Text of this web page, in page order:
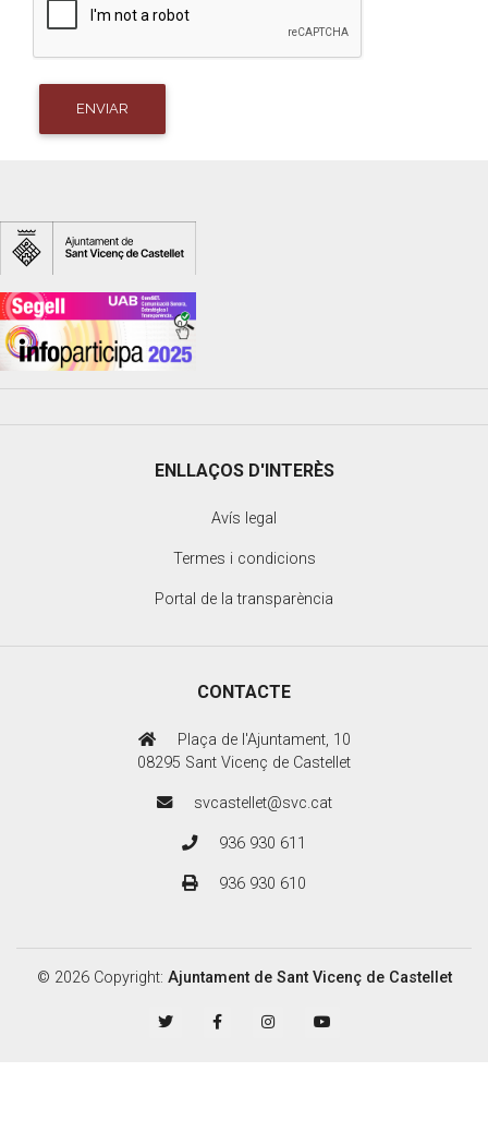
ENVIAR
ENLLAÇOS D'INTERÈS
Avís legal
Termes i condicions
Portal de la transparència
CONTACTE
Plaça de l'Ajuntament, 10
08295 Sant Vicenç de Castellet
svcastellet@svc.cat
936 930 611
936 930 610
© 2026 Copyright: Ajuntament de Sant Vicenç de Castellet